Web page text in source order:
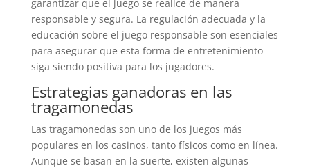
garantizar que el juego se realice de manera
responsable y segura. La regulación adecuada y la
educación sobre el juego responsable son esenciales
para asegurar que esta forma de entretenimiento
siga siendo positiva para los jugadores.
Estrategias ganadoras en las
tragamonedas
Las tragamonedas son uno de los juegos más
populares en los casinos, tanto físicos como en línea.
Aunque se basan en la suerte, existen algunas